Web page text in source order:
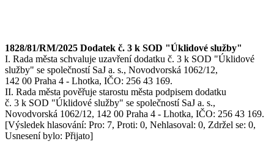
1828/81/RM/2025 Dodatek č. 3 k SOD "Úklidové služby"
I. Rada města schvaluje uzavření dodatku č. 3 k SOD "Úklidové
služby" se společností SaJ a. s., Novodvorská 1062/12,
142 00 Praha 4 - Lhotka, IČO: 256 43 169.
II. Rada města pověřuje starostu města podpisem dodatku
č. 3 k SOD "Úklidové služby" se společností SaJ a. s.,
Novodvorská 1062/12, 142 00 Praha 4 - Lhotka, IČO: 256 43 169.
[Výsledek hlasování: Pro: 7, Proti: 0, Nehlasoval: 0, Zdržel se: 0,
Usnesení bylo: Přijato]